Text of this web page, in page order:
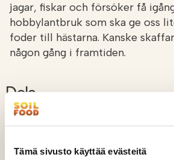
Tämä sivusto käyttää evästeitä
jagar, fiskar och försöker få
hobbylantbruk som ska ge oss
foder till hästarna. Kanske
någon gång i framtiden.
Dela
Dela på Facebook
Share on LinkedIn
Dela påDela på